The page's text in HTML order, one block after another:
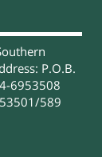
P.O.B.
6953508
589